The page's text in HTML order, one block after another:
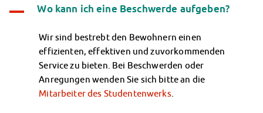
Heute in unseren Mensen
Klimabewusst essen
Mensa-FAQs
CampusCatering
MensaFeedback
AnsprechpartnerInnen
A Wo kann ich eine Beschwerde aufgeben?
Wir sind bestrebt den Bewohnern einen
effizienten, effektiven und zuvorkommenden
Service zu bieten. Bei Beschwerden oder
Anregungen wenden Sie sich bitte an die
Mitarbeiter des Studentenwerks